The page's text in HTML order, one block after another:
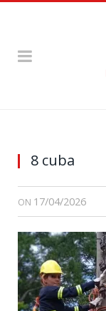
8 cuba
ON 17/04/2026